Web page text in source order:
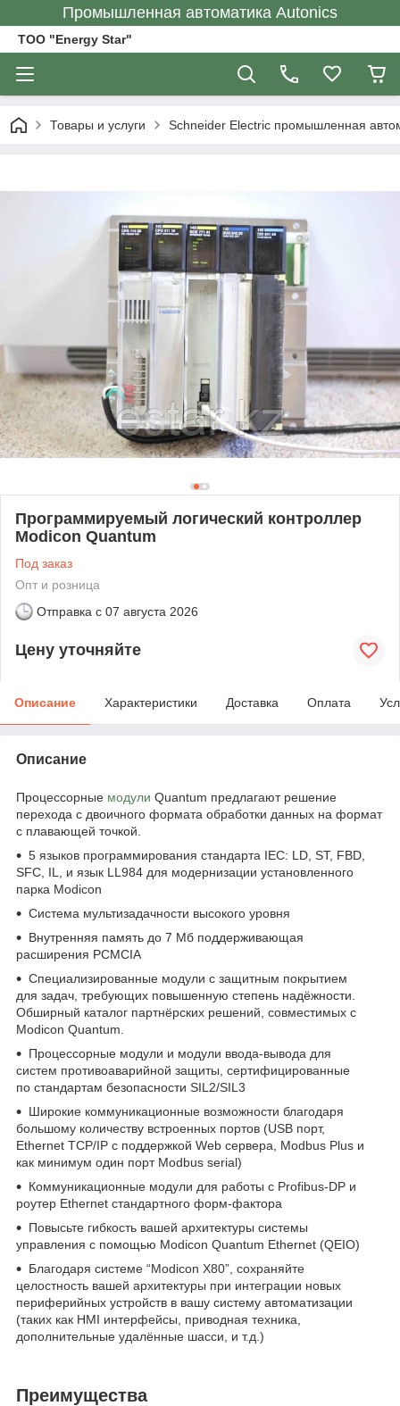
Промышленная автоматика Autonics
ТОО "Energy Star"
Товары и услуги Schneider Electric промышленная
Программируемый логический контроллер
Modicon Quantum
Под заказ
Опт и розница
Отправка с 07 августа 2026
Цену уточняйте
Описание Характеристики Доставка Оплата
Описание
Процессорные модули Quantum предлагают решение
перехода с двоичного формата обработки данных на формат
с плавающей точкой.
5 языков программирования стандарта IEC: LD, ST, FBD,
SFC, IL, и язык LL984 для модернизации установленного
парка Modicon
Система мультизадачности высокого уровня
Внутренняя память до 7 Мб поддерживающая
расширения PCMCIA
Специализированные модули с защитным покрытием
для задач, требующих повышенную степень надёжности.
Обширный каталог партнёрских решений, совместимых с
Modicon Quantum.
Процессорные модули и модули ввода-вывода для
систем противоаварийной защиты, сертифицированные
по стандартам безопасности SIL2/SIL3
Широкие коммуникационные возможности благодаря
большому количеству встроенных портов (USB порт,
Ethernet TCP/IP с поддержкой Web сервера, Modbus Plus и
как минимум один порт Modbus serial)
Коммуникационные модули для работы с Profibus-DP и
роутер Ethernet стандартного форм-фактора
Повысьте гибкость вашей архитектуры системы
управления с помощью Modicon Quantum Ethernet (QEIO)
Благодаря системе “Modicon X80”, сохраняйте
целостность вашей архитектуры при интеграции новых
периферийных устройств в вашу систему автоматизации
(таких как HMI интерфейсы, приводная техника,
дополнительные удалённые шасси, и т.д.)
Преимущества